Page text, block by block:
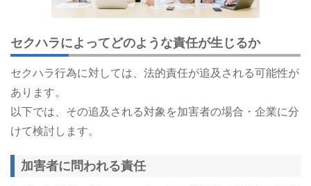
セクハラによってどのような責任が生じるか
セクハラ行為に対しては、法的責任が追及される可能性が
あります。
以下では、その追及される対象を加害者の場合・企業に分
けて検討します。
加害者に問われる責任